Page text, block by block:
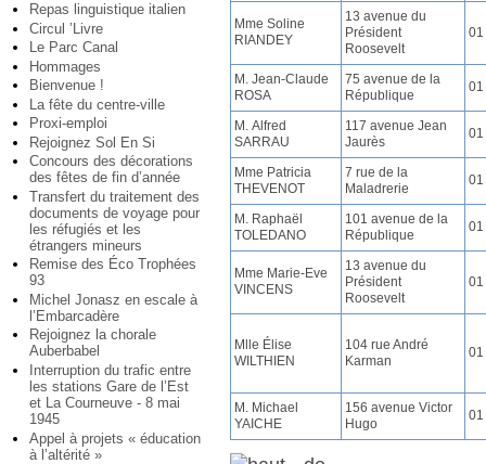
Repas linguistique italien
Circul ’Livre
Le Parc Canal
Hommages
Bienvenue !
La fête du centre-ville
Proxi-emploi
Rejoignez Sol En Si
Concours des décorations
des fêtes de fin d’année
Transfert du traitement des
documents de voyage pour
les réfugiés et les
étrangers mineurs
Remise des Éco Trophées
93
Michel Jonasz en escale à
l’Embarcadère
Rejoignez la chorale
Auberbabel
Interruption du trafic entre
les stations Gare de l’Est
et La Courneuve - 8 mai
1945
Appel à projets « éducation
à l’altérité »
Mme Soline
RIANDEY
13 avenue du
Président
Roosevelt
01
M. Jean-Claude
ROSA
75 avenue de la
République
01
M. Alfred
SARRAU
117 avenue Jean
Jaurès
01
Mme Patricia
THEVENOT
7 rue de la
Maladrerie
01
M. Raphaël
TOLEDANO
101 avenue de la
République
01
Mme Marie-Eve
VINCENS
13 avenue du
Président
Roosevelt
01
Mlle Élise
WILTHIEN
104 rue André
Karman
01
M. Michael
YAICHE
156 avenue Victor
Hugo
01